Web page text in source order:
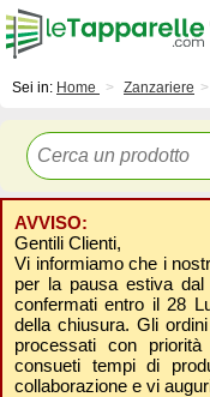
Sei in: Home Zanzariere
AVVISO:
Gentili Clienti,
Vi informiamo che i
per la pausa estiva
confermati entro il 28
della chiusura. Gli
processati con
consueti tempi di
collaborazione e vi